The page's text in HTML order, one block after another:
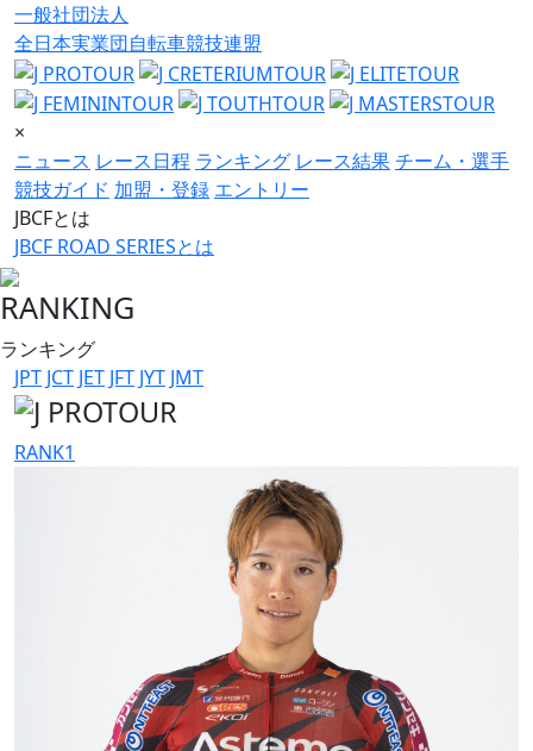
一般社団法人
全日本実業団自転車競技連盟
×
ニュース レース日程 ランキング レース結果チーム・選手
競技ガイド 加盟・登録 エントリー
JBCFとは
JBCF ROAD SERIESとは
RANKING
ランキング
JPT JCT JET JFT JYT JMT
RANK1